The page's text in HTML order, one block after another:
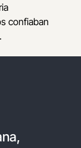
confiaban